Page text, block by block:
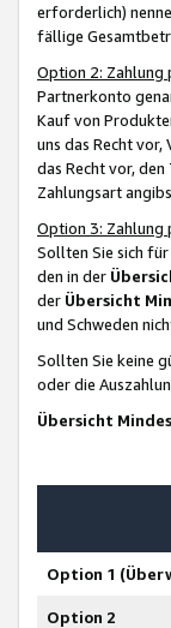
erforderlich)
fällige
Option 2: Zahlung
Partnerkonto
Kauf von
uns das Recht
das Recht vor,
Zahlungsart
Option 3: Zahlung
Sollten Sie sich
den in der
der Übersicht
und Schweden
Sollten Sie keine
oder die
Übersicht
Option 1
Option 2